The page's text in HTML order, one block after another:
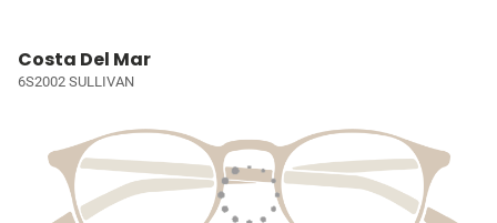
Costa Del Mar
6S2002 SULLIVAN